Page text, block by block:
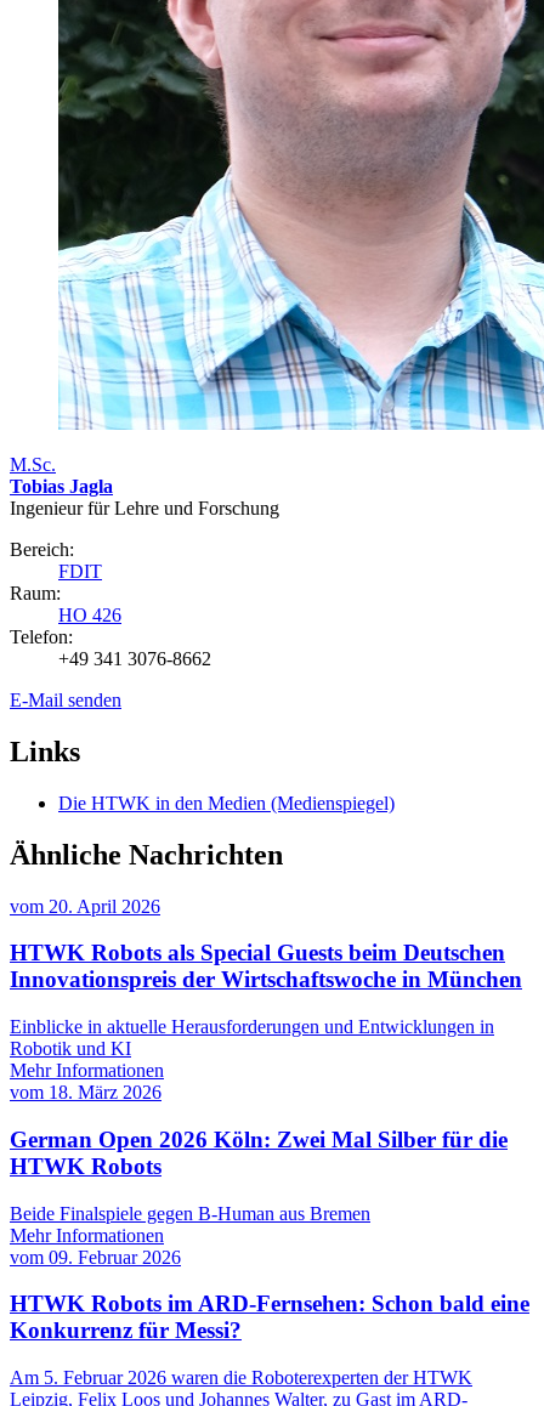
M.Sc.
Tobias Jagla
Ingenieur für Lehre und Forschung
Bereich:
FDIT
Raum:
HO 426
Telefon:
+49 341 3076-8662
E-Mail senden
Links
Die HTWK in den Medien (Medienspiegel)
Ähnliche Nachrichten
vom 20. April 2026
HTWK Robots als Special Guests beim Deutschen
Innovationspreis der Wirtschaftswoche in München
Einblicke in aktuelle Herausforderungen und Entwicklungen in
Robotik und KI
Mehr Informationen
vom 18. März 2026
German Open 2026 Köln: Zwei Mal Silber für die
HTWK Robots
Beide Finalspiele gegen B-Human aus Bremen
Mehr Informationen
vom 09. Februar 2026
HTWK Robots im ARD-Fernsehen: Schon bald eine
Konkurrenz für Messi?
Am 5. Februar 2026 waren die Roboterexperten der HTWK
Leipzig, Felix Loos und Johannes Walter, zu Gast im ARD-